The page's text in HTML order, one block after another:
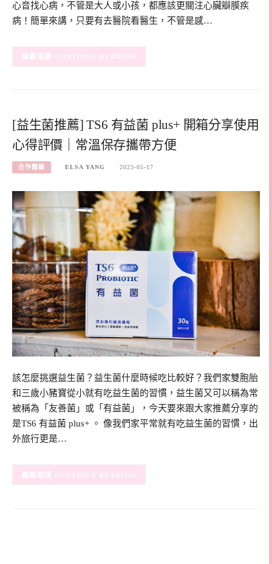
心音找心病，不管是大人或小孩，都應該更關注心臟瓣膜疾
病！簡單來講，只要有去醫院看醫生，不管是感…
CONTINUE READING
[益生菌推薦] TS6 有益菌 plus+ 開箱分享使用
心得評價｜常溫保存攜帶方便
合作體驗 ELSA YANG 2023-05-17
該怎麼挑選益生菌？益生菌什麼時候吃比較好？我們家雙胞胎
和三歲小豬寶從小就有吃益生菌的習慣，益生菌又可以稱為常
被稱為「友善菌」或「有益菌」，今天要來跟大家推薦分享的
是TS6 有益菌 plus+ 。 像我們家平常就有吃益生菌的習慣，出
外旅行更是…
CONTINUE READING